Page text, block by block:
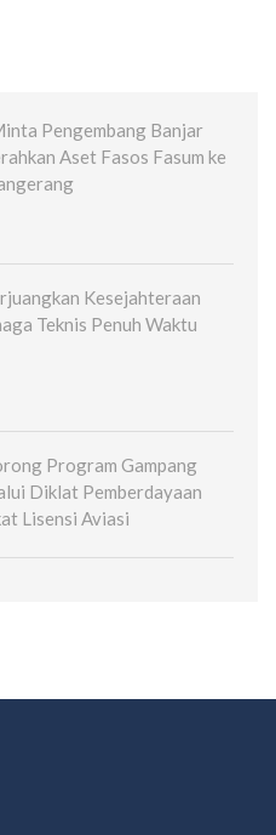
Pengembang Banjar
Aset Fasos Fasum ke
Kesejahteraan
Teknis Penuh Waktu
Program Gampang
Diklat Pemberdayaan
Lisensi Aviasi